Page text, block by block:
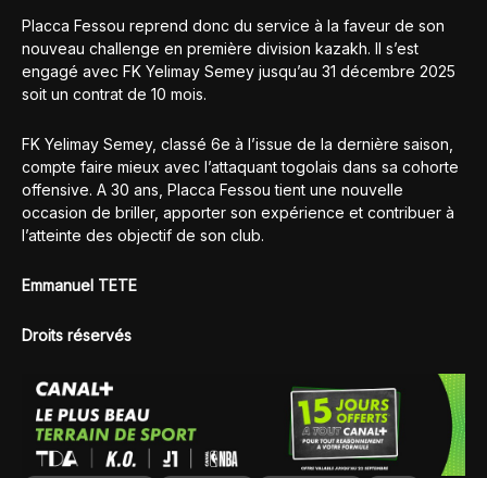
Placca Fessou reprend donc du service à la faveur de son
nouveau challenge en première division kazakh. Il s’est
engagé avec FK Yelimay Semey jusqu’au 31 décembre 2025
soit un contrat de 10 mois.
FK Yelimay Semey, classé 6e à l’issue de la dernière saison,
compte faire mieux avec l’attaquant togolais dans sa cohorte
offensive. A 30 ans, Placca Fessou tient une nouvelle
occasion de briller, apporter son expérience et contribuer à
l’atteinte des objectif de son club.
Emmanuel TETE
Droits réservés